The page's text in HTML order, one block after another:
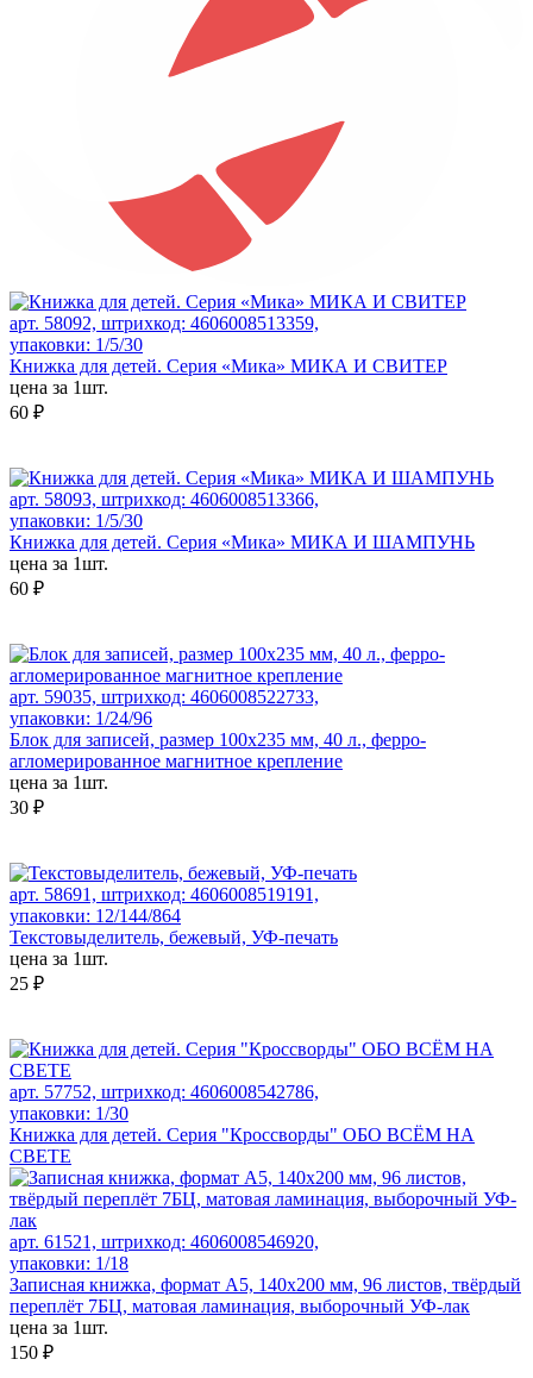
арт. 58092, штрихкод: 4606008513359,
упаковки: 1/5/30
Книжка для детей. Серия «Мика» МИКА И СВИТЕР
цена за 1шт.
60 ₽
арт. 58093, штрихкод: 4606008513366,
упаковки: 1/5/30
Книжка для детей. Серия «Мика» МИКА И ШАМПУНЬ
цена за 1шт.
60 ₽
арт. 59035, штрихкод: 4606008522733,
упаковки: 1/24/96
Блок для записей, размер 100x235 мм, 40 л., ферро-
агломерированное магнитное крепление
цена за 1шт.
30 ₽
арт. 58691, штрихкод: 4606008519191,
упаковки: 12/144/864
Текстовыделитель, бежевый, УФ-печать
цена за 1шт.
25 ₽
арт. 57752, штрихкод: 4606008542786,
упаковки: 1/30
Книжка для детей. Серия "Кроссворды" ОБО ВСЁМ НА
СВЕТЕ
арт. 61521, штрихкод: 4606008546920,
упаковки: 1/18
Записная книжка, формат А5, 140x200 мм, 96 листов, твёрдый
переплёт 7БЦ, матовая ламинация, выборочный УФ-лак
цена за 1шт.
150 ₽